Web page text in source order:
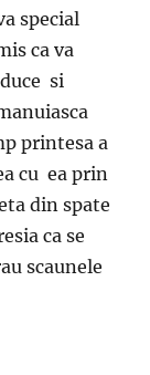
special
ca va
si
printesa a
cu ea prin
din spate
ca se
scaunele